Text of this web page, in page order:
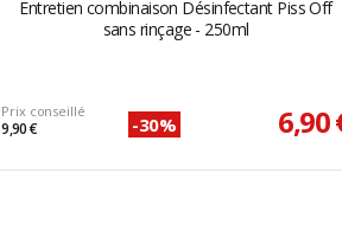
Entretien combinaison Désinfectant Piss Off
sans rinçage - 250ml
Prix conseillé
9,90 € -30% 6,90